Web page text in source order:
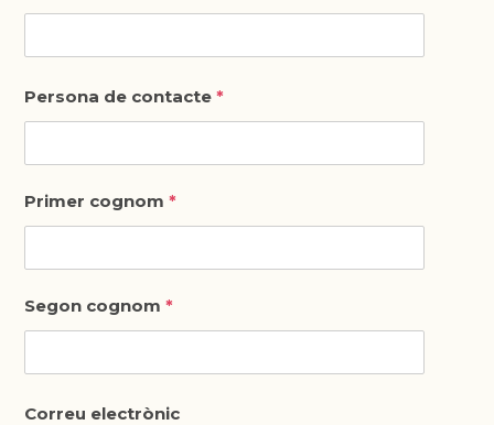
Persona de contacte*
Primer cognom*
Segon cognom*
Correu electrònic